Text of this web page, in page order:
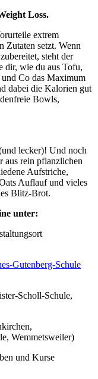
Loss.
extrem
Zutaten setzt. Wenn
steht der
dir, wie du aus Tofu,
Co das Maximum
dabei die Kalorien gut
Bowls,
lecker)! Und noch
aus rein pflanzlichen
Aufstriche,
Auflauf und vieles
Blitz-Brot.
unter:
Gutenberg-Schule
Scholl-Schule,
Wemmetsweiler)
und Kurse